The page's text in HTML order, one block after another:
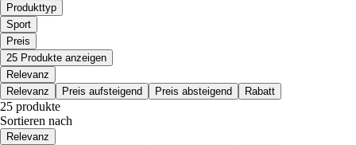
Produkttyp
Sport
Preis
25 Produkte anzeigen
Relevanz
Relevanz
Preis aufsteigend Preis absteigend Rabatt
25 produkte
Sortieren nach
Relevanz